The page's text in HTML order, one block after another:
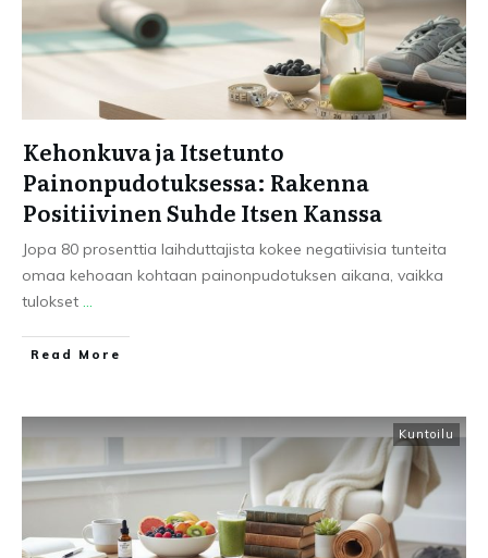
Kehonkuva ja Itsetunto
Painonpudotuksessa: Rakenna
Positiivinen Suhde Itsen Kanssa
Jopa 80 prosenttia laihduttajista kokee negatiivisia tunteita
omaa kehoaan kohtaan painonpudotuksen aikana, vaikka
tulokset ...
Read More
Kuntoilu